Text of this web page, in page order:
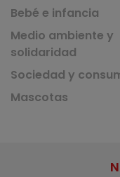
Bebé e infancia
Medio ambiente y
solidaridad
Sociedad y
Mascotas